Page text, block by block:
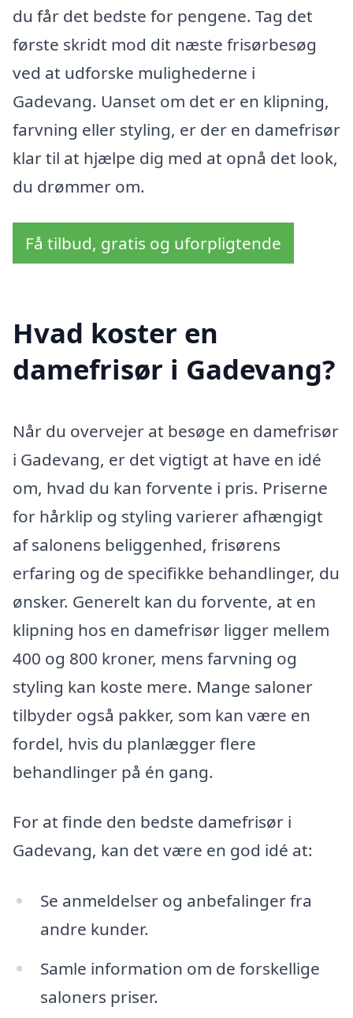
du får det bedste for pengene. Tag det
første skridt mod dit næste frisørbesøg
ved at udforske mulighederne i
Gadevang. Uanset om det er en klipning,
farvning eller styling, er der en damefrisør
klar til at hjælpe dig med at opnå det look,
du drømmer om.
Få tilbud, gratis og uforpligtende
Hvad koster en
damefrisør i Gadevang?
Når du overvejer at besøge en damefrisør
i Gadevang, er det vigtigt at have en idé
om, hvad du kan forvente i pris. Priserne
for hårklip og styling varierer afhængigt
af salonens beliggenhed, frisørens
erfaring og de specifikke behandlinger, du
ønsker. Generelt kan du forvente, at en
klipning hos en damefrisør ligger mellem
400 og 800 kroner, mens farvning og
styling kan koste mere. Mange saloner
tilbyder også pakker, som kan være en
fordel, hvis du planlægger flere
behandlinger på én gang.
For at finde den bedste damefrisør i
Gadevang, kan det være en god idé at:
Se anmeldelser og anbefalinger fra
andre kunder.
Samle information om de forskellige
saloners priser.